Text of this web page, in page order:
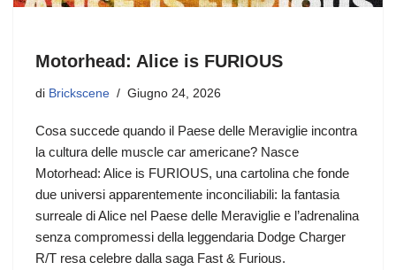
Motorhead: Alice is FURIOUS
di Brickscene Giugno 24, 2026
Cosa succede quando il Paese delle Meraviglie incontra
la cultura delle muscle car americane? Nasce
Motorhead: Alice is FURIOUS, una cartolina che fonde
due universi apparentemente inconciliabili: la fantasia
surreale di Alice nel Paese delle Meraviglie e l’adrenalina
senza compromessi della leggendaria Dodge Charger
R/T resa celebre dalla saga Fast & Furious.